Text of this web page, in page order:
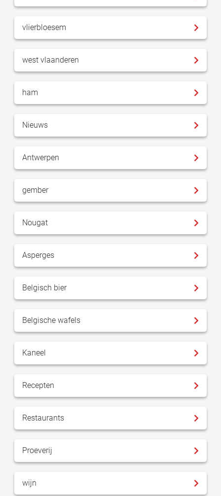
vlierbloesem
west vlaanderen
ham
Nieuws
Antwerpen
gember
Nougat
Asperges
Belgisch bier
Belgische wafels
Kaneel
Recepten
Restaurants
Proeverij
wijn